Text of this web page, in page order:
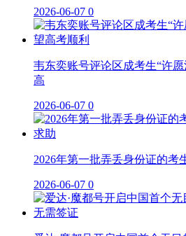
2026-06-07 0
韦东奕账号评论区成考生“许
高
2026-06-07 0
2026年第一批弄丢身份证的考
2026-06-07 0